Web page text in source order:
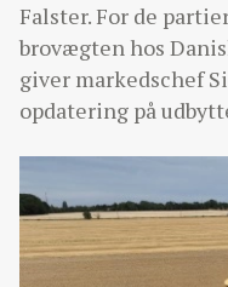
Falster. For de
brovægten hos
giver markedschef
opdatering på